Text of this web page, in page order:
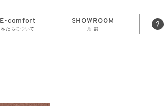
E-comfort
私たちについて
SHOWROOM
店 舗